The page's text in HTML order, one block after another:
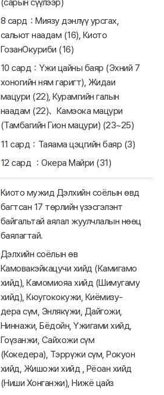
8 сард：Миязу дэнлүү урсгах,
сальют наадам (16), Киото
ГозанОкуриби (16)
10 сард：Үжи цайны баяр (Эхний 7
хоногийн ням гаригт), Жидаи
мацури (22), Курамгийн галын
наадам (22)、Камэока мацури
(Тамбагийн Гион мацури) (23~25)
11 сард：Таяама цэцгийн баяр (3)
12 сард ：Окера Майри (31)
Киото мужид Дэлхийн соёлын өвд
багтсан 17 төрлийн үзэсгэлэнт
байгальтай аялал жуулчлалын нөөц
баялагтай.
Дэлхийн соёлын өв
Камовакэйкацучи хийд (Камигамо
хийд), Камомиояа хийд (Шимугаму
хийд), Кюугококужи, Киёмизу-
дера сүм, Энлякүжи, Дайгожи,
Ниннажи, Бёдойн, Үжигами хийд,
Гоүзанжи, Сайхожи сүм
(Кокедера), Тэррүжи сүм, Рокуон
хийд, Жишожи хийд , Рёоан хийд
(Ниши Хонганжи), Нижё цайз